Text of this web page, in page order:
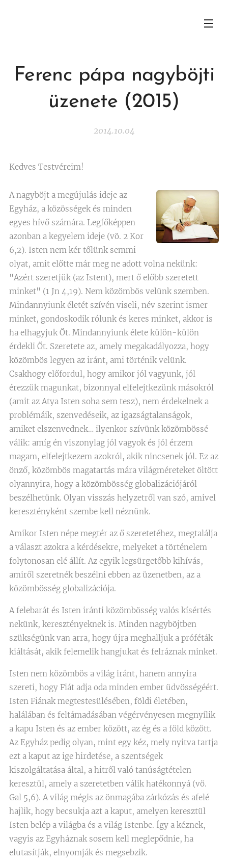
Ferenc pápa nagyböjti
üzenete (2015)
2014.10.04
Kedves Testvéreim!
A nagyböjt a megújulás ideje az
Egyház, a közösségek és minden
egyes hívő számára. Legfőképpen
azonban a kegyelem ideje (vö. 2 Kor
6,2). Isten nem kér tőlünk semmi
olyat, amit előtte már meg ne adott volna nekünk:
"Azért szeretjük (az Istent), mert ő előbb szeretett
minket" (1 Jn 4,19). Nem közömbös velünk szemben.
Mindannyiunk életét szívén viseli, név szerint ismer
minket, gondoskodik rólunk és keres minket, akkor is
ha elhagyjuk Őt. Mindannyiunk élete külön-külön
érdekli Őt. Szeretete az, amely megakadályozza, hogy
közömbös legyen az iránt, ami történik velünk.
Csakhogy előfordul, hogy amikor jól vagyunk, jól
érezzük magunkat, bizonnyal elfelejtkezünk másokról
(amit az Atya Isten soha sem tesz), nem érdekelnek a
problémáik, szenvedéseik, az igazságtalanságok,
amiket elszenvednek… ilyenkor szívünk közömbössé
válik: amíg én viszonylag jól vagyok és jól érzem
magam, elfelejtkezem azokról, akik nincsenek jól. Ez az
önző, közömbös magatartás mára világméreteket öltött
olyannyira, hogy a közömbösség globalizációjáról
beszélhetünk. Olyan visszás helyzetről van szó, amivel
keresztényként szembe kell néznünk.
Amikor Isten népe megtér az ő szeretetéhez, megtalálja
a választ azokra a kérdésekre, melyeket a történelem
folytonosan elé állít. Az egyik legsürgetőbb kihívás,
amiről szeretnék beszélni ebben az üzenetben, az a
közömbösség globalizációja.
A felebarát és Isten iránti közömbösség valós kísértés
nekünk, keresztényeknek is. Minden nagyböjtben
szükségünk van arra, hogy újra meghalljuk a próféták
kiáltását, akik felemelik hangjukat és felráznak minket.
Isten nem közömbös a világ iránt, hanem annyira
szereti, hogy Fiát adja oda minden ember üdvösségéért.
Isten Fiának megtestesülésében, földi életében,
halálában és feltámadásában végérvényesen megnyílik
a kapu Isten és az ember között, az ég és a föld között.
Az Egyház pedig olyan, mint egy kéz, mely nyitva tartja
ezt a kaput az ige hirdetése, a szentségek
kiszolgáltatása által, a hitről való tanúságtételen
keresztül, amely a szeretetben válik hatékonnyá (vö.
Gal 5,6). A világ mégis az önmagába zárkózás és afelé
hajlik, hogy becsukja azt a kaput, amelyen keresztül
Isten belép a világba és a világ Istenbe. Így a kéznek,
vagyis az Egyháznak sosem kell meglepődnie, ha
elutasítják, elnyomják és megsebzik.